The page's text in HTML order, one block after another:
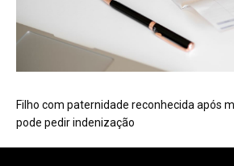
Filho com paternidade reconhecida após
pode pedir indenização